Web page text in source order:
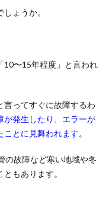
ょうか。
10〜15年程度」と言われ
言ってすぐに故障するわ
が発生したり、エラーが
とに見舞われます。
の故障など寒い地域や冬
もあります。